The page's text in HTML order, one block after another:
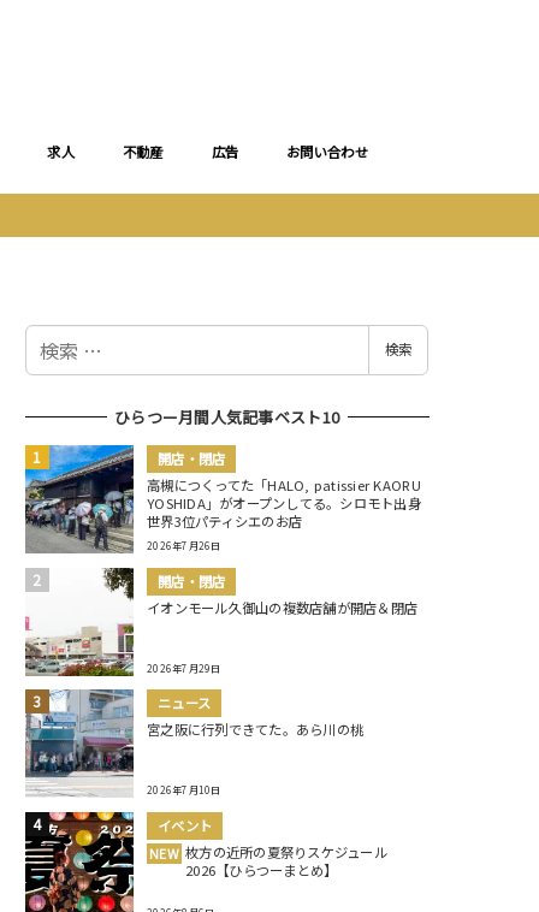
求人 不動産 広告 お問い合わせ
検
検索
ひらつー月間人気記事ベスト10
開店・閉店
高槻につくってた「HALO, patissier KAORU
YOSHIDA」がオープンしてる。シロモト出身
世界3位パティシエのお店
2026年7月26日
開店・閉店
イオンモール久御山の複数店舗が開店＆閉店
2026年7月29日
ニュース
宮之阪に行列できてた。あら川の桃
2026年7月10日
イベント
NEW 枚方の近所の夏祭りスケジュール
2026【ひらつーまとめ】